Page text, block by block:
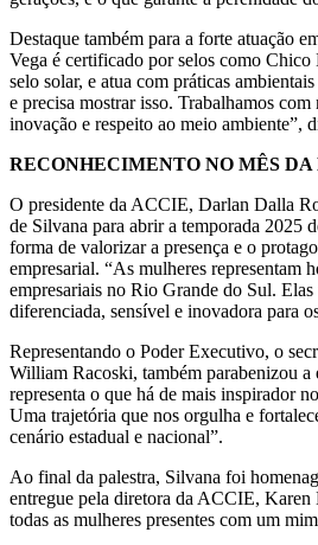
Destaque também para a forte atuação
Vega é certificado por selos como
selo solar, e atua com práticas
e precisa mostrar isso. Trabalhamos
inovação e respeito ao meio ambiente”,
RECONHECIMENTO NO MÊS
O presidente da ACCIE, Darlan Dalla
de Silvana para abrir a temporada 2025
forma de valorizar a presença e o
empresarial. “As mulheres representam
empresariais no Rio Grande do Sul.
diferenciada, sensível e inovadora para
Representando o Poder Executivo, o
William Racoski, também parabenizou a
representa o que há de mais inspirador
Uma trajetória que nos orgulha e
cenário estadual e nacional”.
Ao final da palestra, Silvana foi
entregue pela diretora da ACCIE, Karen
todas as mulheres presentes com um